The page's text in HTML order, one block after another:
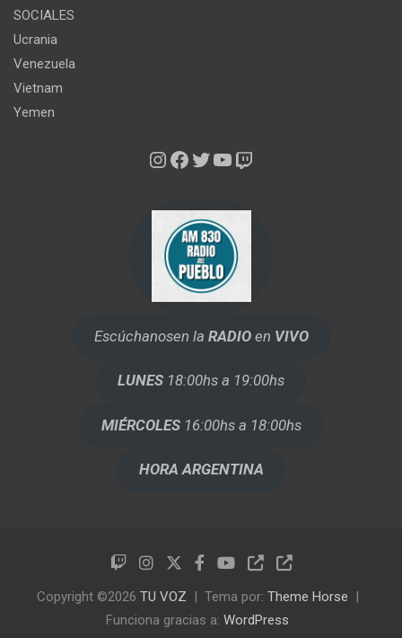
SOCIALES
Ucrania
Venezuela
Vietnam
Yemen
Instagram
Facebook
Twitter
YouTube
Twitch
Escúchanosen la RADIOen VIVO
LUNES 18:00hs a 19:00hs
MIÉRCOLES16:00hs a 18:00hs
HORA ARGENTINA
Copyright ©2026 TU VOZ Tema por: Theme Horse
Funciona gracias a: WordPress